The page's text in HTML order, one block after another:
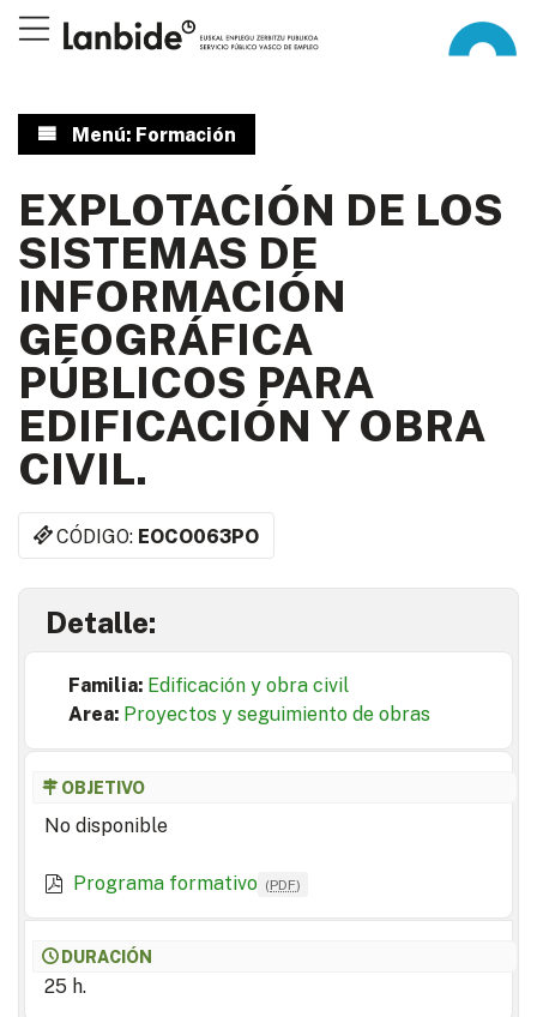
Menú: Formación
EXPLOTACIÓN DE LOS
SISTEMAS DE
INFORMACIÓN
GEOGRÁFICA
PÚBLICOS PARA
EDIFICACIÓN Y OBRA
CIVIL.
CÓDIGO: EOCO063PO
Detalle:
Familia: Edificación y obra civil
Area: Proyectos y seguimiento de obras
OBJETIVO
No disponible
Programa formativo (PDF)
DURACIÓN
25 h.